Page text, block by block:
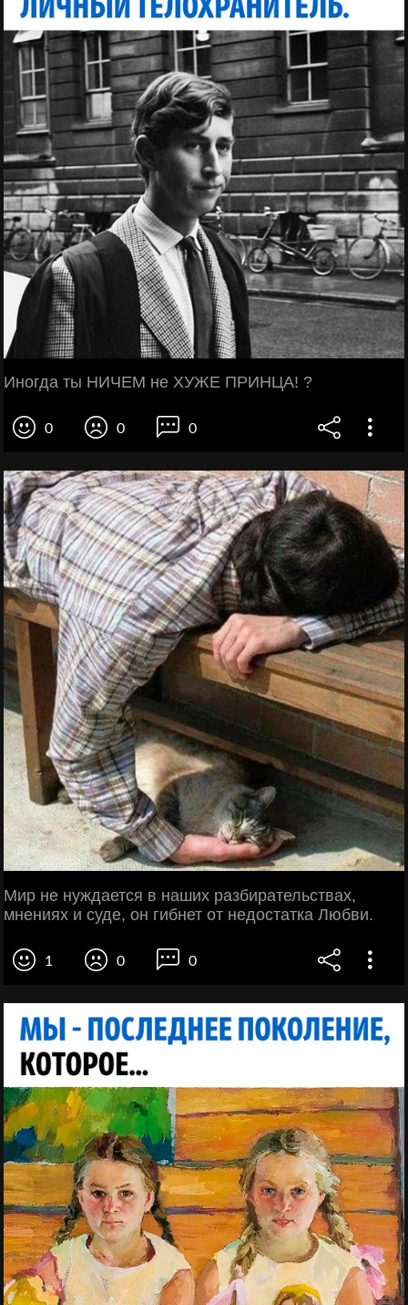
Иногда ты НИЧЕМ не ХУЖЕ ПРИНЦА! ?
0 0 0
Мир не нуждается в наших разбирательствах,
мнениях и суде, он гибнет от недостатка Любви.
1 0 0